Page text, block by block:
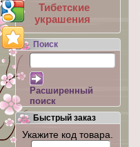
Тибетские
украшения
Поиск
Расширенный
поиск
Быстрый заказ
Укажите код товара.